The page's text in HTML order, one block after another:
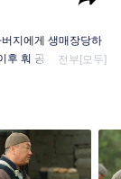
지에게 생매장당하
후 훠 공자의 괴롭힘
게 된다.
전부[모두]